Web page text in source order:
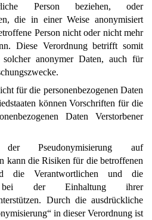
Person beziehen, oder
die in einer Weise anonymisiert
Person nicht oder nicht mehr
Diese Verordnung betrifft somit
anonymer Daten, auch für
für die personenbezogenen Daten
können Vorschriften für die
Daten Verstorbener
Pseudonymisierung auf
kann die Risiken für die betroffenen
die Verantwortlichen und die
bei der Einhaltung ihrer
Durch die ausdrückliche
in dieser Verordnung ist